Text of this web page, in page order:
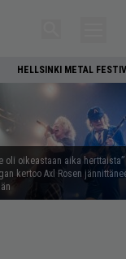
HELLSINKI METAL
oli oikeastaan aika
kertoo Axl Rosen